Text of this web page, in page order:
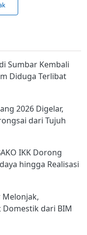
Sumbar Kembali
Diduga Terlibat
Sopir
2026 Digelar,
dari Tujuh
IKK Dorong
hingga Realisasi
Domestik dari BIM